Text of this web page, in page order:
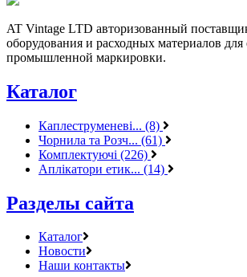
AT Vintage LTD авторизованный
оборудования и расходных материалов для
промышленной маркировки.
Каталог
Каплеструменеві... (8)
Чорнила та Розч... (61)
Комплектуючі (226)
Аплікатори етик... (14)
Разделы сайта
Каталог
Новости
Наши контакты